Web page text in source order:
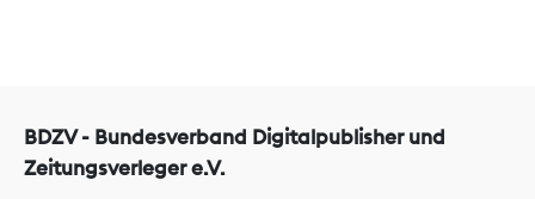
BDZV - Bundesverband Digitalpublisher und
Zeitungsverleger e.V.